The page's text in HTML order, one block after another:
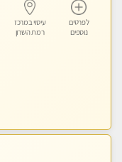
לפרטים
נוספים
עיסוי במרכז
רמת השרון